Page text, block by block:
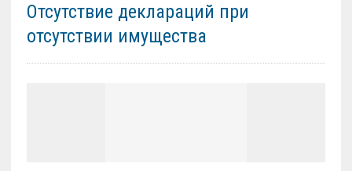
Отсутствие деклараций при
отсутствии имущества